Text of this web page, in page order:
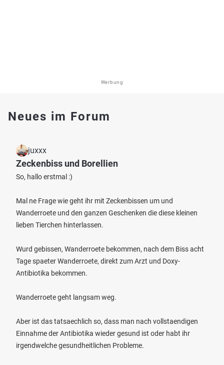
Werbung
Neues im Forum
juxxx
Zeckenbiss und Borellien
So, hallo erstmal :)
Mal ne Frage wie geht ihr mit Zeckenbissen um und
Wanderroete und den ganzen Geschenken die diese kleinen
lieben Tierchen hinterlassen.
Wurd gebissen, Wanderroete bekommen, nach dem Biss acht
Tage spaeter Wanderroete, direkt zum Arzt und Doxy-
Antibiotika bekommen.
Wanderroete geht langsam weg.
Aber ist das tatsaechlich so, dass man nach vollstaendigen
Einnahme der Antibiotika wieder gesund ist oder habt ihr
irgendwelche gesundheitlichen Probleme.